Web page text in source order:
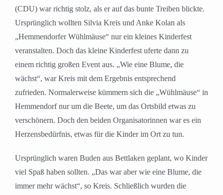
(CDU) war richtig stolz, als er auf das bunte Treiben blickte.
Ursprünglich wollten Silvia Kreis und Anke Kolan als
„Hemmendorfer Wühlmäuse“ nur ein kleines Kinderfest
veranstalten. Doch das kleine Kinderfest uferte dann zu
einem richtig großen Event aus. „Wie eine Blume, die
wächst“, war Kreis mit dem Ergebnis entsprechend
zufrieden. Normalerweise kümmern sich die „Wühlmäuse“ in
Hemmendorf nur um die Beete, um das Ortsbild etwas zu
verschönern. Doch den beiden Organisatorinnen war es ein
Herzensbedürfnis, etwas für die Kinder im Ort zu tun.
Ursprünglich waren Buden aus Bettlaken geplant, wo Kinder
viel Spaß haben sollten. „Das war aber wie eine Blume, die
immer mehr wächst“, so Kreis. Schließlich wurden die